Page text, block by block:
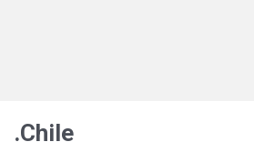
.Chile